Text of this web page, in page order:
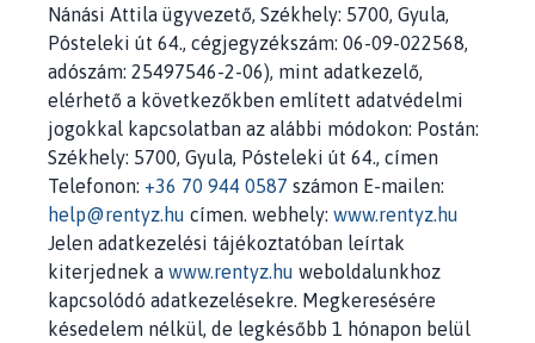
Nánási Attila ügyvezető, Székhely: 5700, Gyula,
Pósteleki út 64., cégjegyzékszám: 06-09-022568,
adószám: 25497546-2-06), mint adatkezelő,
elérhető a következőkben említett adatvédelmi
jogokkal kapcsolatban az alábbi módokon: Postán:
Székhely: 5700, Gyula, Pósteleki út 64., címen
Telefonon: +36 70 944 0587 számon E-mailen:
help@rentyz.hu címen. webhely: www.rentyz.hu
Jelen adatkezelési tájékoztatóban leírtak
kiterjednek a www.rentyz.hu weboldalunkhoz
kapcsolódó adatkezelésekre. Megkeresésére
késedelem nélkül, de legkésőbb 1 hónapon belül